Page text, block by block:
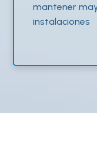
mantener
instalaciones